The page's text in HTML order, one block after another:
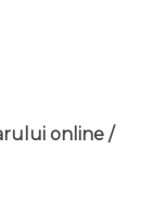
online /